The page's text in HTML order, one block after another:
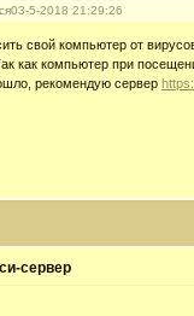
03-5-2018 21:29:26
свой компьютер от
как компьютер при
рекомендую сервер
сервер